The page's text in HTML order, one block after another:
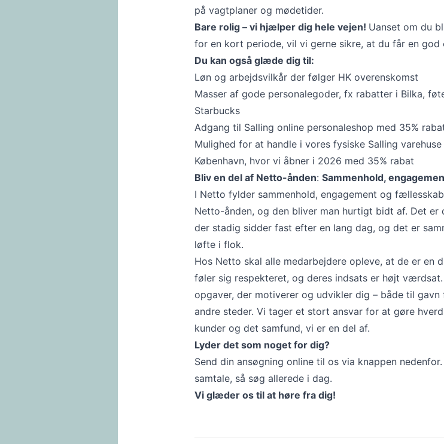
på vagtplaner og mødetider.
Bare rolig – vi hjælper dig hele vejen! Uanset om du
for en kort periode, vil vi gerne sikre, at du får en
Du kan også glæde dig til:
Løn og arbejdsvilkår der følger HK overenskomst
Masser af gode personalegoder, fx rabatter i Bilka,
Starbucks
Adgang til Salling online personaleshop med 35%
Mulighed for at handle i vores fysiske Salling
København, hvor vi åbner i 2026 med 35% rabat
Bliv en del af Netto-ånden: Sammenhold,
I Netto fylder sammenhold, engagement og
Netto-ånden, og den bliver man hurtigt bidt af. Det er
der stadig sidder fast efter en lang dag, og det er
løfte i flok.
Hos Netto skal alle medarbejdere opleve, at de er en
føler sig respekteret, og deres indsats er højt
opgaver, der motiverer og udvikler dig – både til
andre steder. Vi tager et stort ansvar for at gøre
kunder og det samfund, vi er en del af.
Lyder det som noget for dig?
Send din ansøgning online til os via knappen
samtale, så søg allerede i dag.
Vi glæder os til at høre fra dig!